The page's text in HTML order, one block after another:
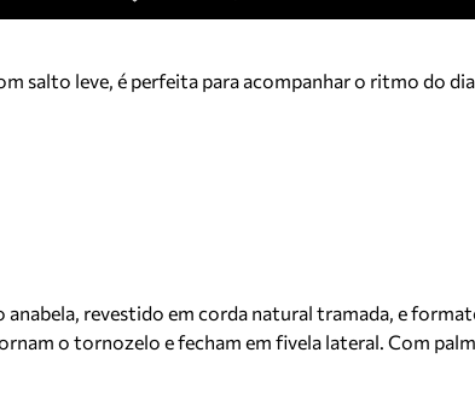
salto leve, é perfeita para acompanhar o ritmo do
revestido em corda natural tramada, e
o tornozelo e fecham em fivela lateral. Com